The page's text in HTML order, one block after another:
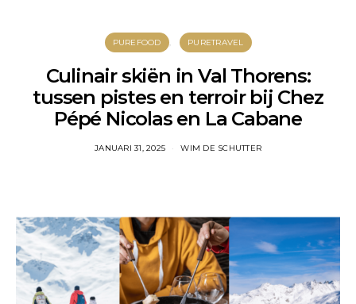
PUREFOOD PURETRAVEL
Culinair skiën in Val Thorens:
tussen pistes en terroir bij Chez
Pépé Nicolas en La Cabane
JANUARI 31, 2025 WIM DE SCHUTTER